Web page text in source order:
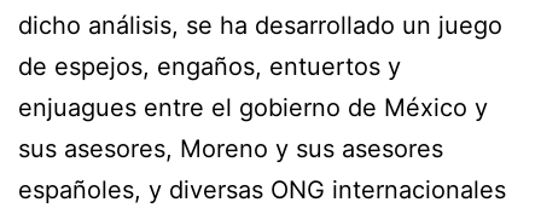
dicho análisis, se ha desarrollado un juego
de espejos, engaños, entuertos y
enjuagues entre el gobierno de México y
sus asesores, Moreno y sus asesores
españoles, y diversas ONG internacionales